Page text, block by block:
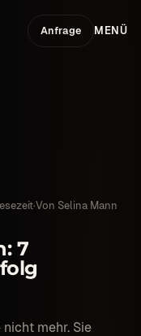
Anfrage MENÜ
·Von Selina Mann
7
mehr. Sie